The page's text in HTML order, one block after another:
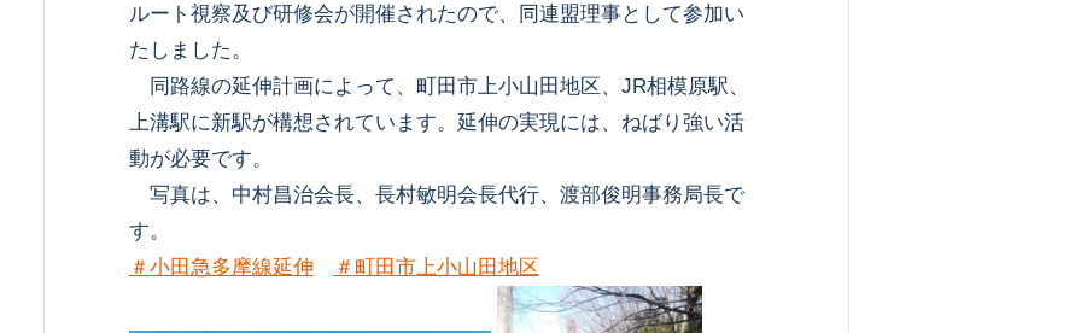
ルート視察及び研修会が開催されたので、同連盟理事として参加い
たしました。
同路線の延伸計画によって、町田市上小山田地区、JR相模原駅、
上溝駅に新駅が構想されています。延伸の実現には、ねばり強い活
動が必要です。
写真は、中村昌治会長、長村敏明会長代行、渡部俊明事務局長で
す。
＃ 小田急多摩線延伸 ＃ 町田市上小山田地区